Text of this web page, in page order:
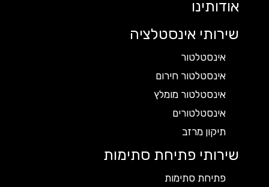
אודותינו
שירותי אינסטלציה
אינסטלטור
אינסטלטור חירום
אינסטלטור מומלץ
אינסטלטורים
תיקון מרזב
שירותי פתיחת סתימות
פתיחת סתימות